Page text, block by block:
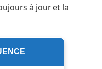
à jour et la